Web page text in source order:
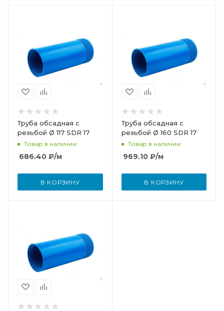
Труба обсадная с
резьбой Ø 117 SDR 17
Товар в наличии
686.40 ₽/м
В КОРЗИНУ
Труба обсадная с
резьбой Ø 160 SDR 17
Товар в наличии
969.10₽/м
В КОРЗИНУ